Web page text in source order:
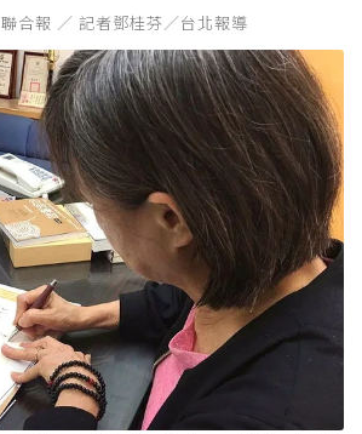
聯合報 ／ 記者鄧桂芬／台北報導